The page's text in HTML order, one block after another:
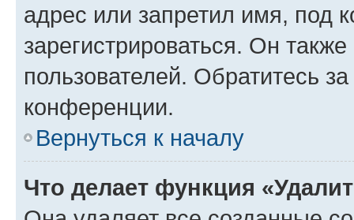
адрес или запретил имя, под
зарегистрироваться. Он
пользователей. Обратитесь
конференции.
Вернуться к началу
Что делает функция